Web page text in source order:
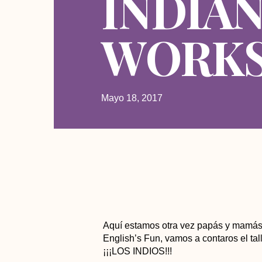
Mayo 18, 2017
Aquí estamos otra vez papás y
English’s Fun, vamos a contaros el
¡¡¡LOS INDIOS!!!